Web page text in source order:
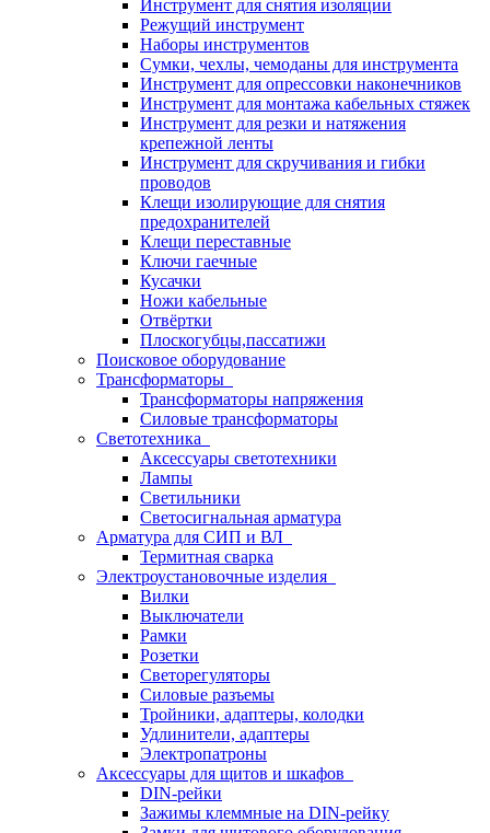
Инструмент для снятия изоляции
Режущий инструмент
Наборы инструментов
Сумки, чехлы, чемоданы для инструмента
Инструмент для опрессовки наконечников
Инструмент для монтажа кабельных стяжек
Инструмент для резки и натяжения
крепежной ленты
Инструмент для скручивания и гибки
проводов
Клещи изолирующие для снятия
предохранителей
Клещи переставные
Ключи гаечные
Кусачки
Ножи кабельные
Отвёртки
Плоскогубцы,пассатижи
Поисковое оборудование
Трансформаторы
Трансформаторы напряжения
Силовые трансформаторы
Светотехника
Аксессуары светотехники
Лампы
Светильники
Светосигнальная арматура
Арматура для СИП и ВЛ
Термитная сварка
Электроустановочные изделия
Вилки
Выключатели
Рамки
Розетки
Светорегуляторы
Силовые разъемы
Тройники, адаптеры, колодки
Удлинители, адаптеры
Электропатроны
Аксессуары для щитов и шкафов
DIN-рейки
Зажимы клеммные на DIN-рейку